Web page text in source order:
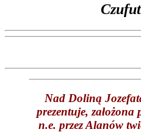
Nad Doliną
prezentuje,
n.e. przez Alanów